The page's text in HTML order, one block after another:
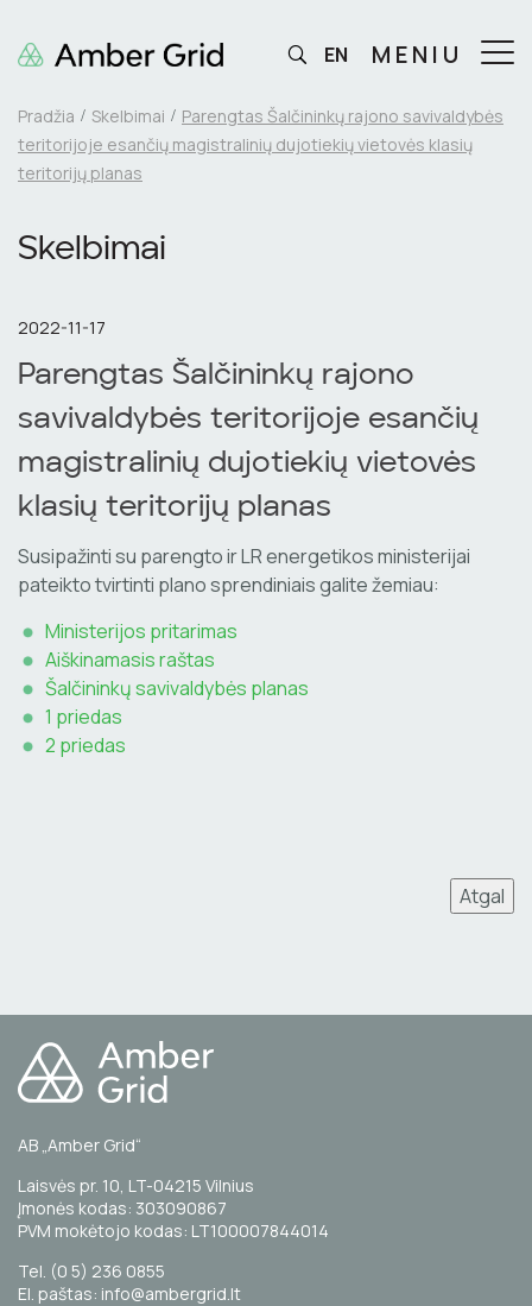
Pradžia Skelbimai
Parengtas Šalčininkų rajono savivaldybės
teritorijoje esančių magistralinių dujotiekių vietovės klasių
teritorijų planas
Skelbimai
2022-11-17
Parengtas Šalčininkų rajono
savivaldybės teritorijoje esančių
magistralinių dujotiekių vietovės
klasių teritorijų planas
Susipažinti su parengto ir LR energetikos ministerijai
pateikto tvirtinti plano sprendiniais galite žemiau:
Ministerijos pritarimas
Aiškinamasis raštas
Šalčininkų savivaldybės planas
1 priedas
2 priedas
Atgal
AB „Amber Grid“
Laisvės pr. 10, LT-04215 Vilnius
Įmonės kodas: 303090867
PVM mokėtojo kodas: LT100007844014
Tel. (0 5) 236 0855
El. paštas: info@ambergrid.lt
EN MENIU